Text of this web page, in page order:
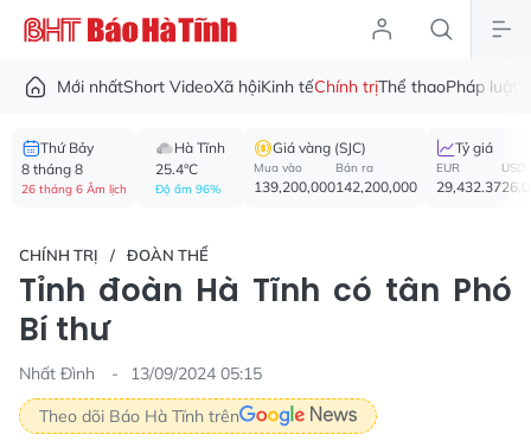
Mới nhấtShort VideoXã hộiKinh tếChính trịThể thaoPháp luật
Thứ Bảy
8 tháng 8
26 tháng 6 Âm lịch
Hà Tĩnh
25.4°C
Độ ẩm 96%
Giá vàng (SJC)
Mua vào
139,200,000
Bán ra
142,200,000
Tỷ giá
EUR
29,432.37
USD
CHÍNH TRỊ ĐOÀN THỂ
Tỉnh đoàn Hà Tĩnh có tân Phó
Bí thư
Nhất Đình
13/09/2024 05:15
Theo dõi Báo Hà Tĩnh trên